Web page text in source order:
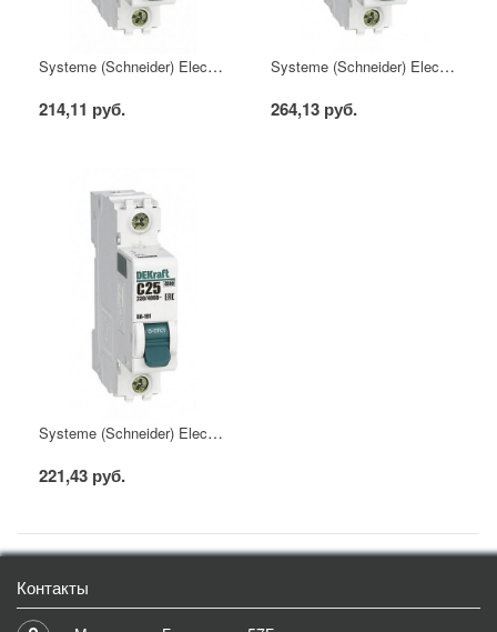
Systeme (Schneider) Electric Автоматический выключатель DEKraft 1Р 16А х-ка C ВА-101 4,5кА
214,11 руб.
Systeme (Schneider) Electric Автоматический выключатель DEKraft 1Р 20А х-ка C ВА-101 4,5кА
264,13 руб.
Systeme (Schneider) Electric Автоматический выключатель DEKraft 1Р 25А х-ка C ВА-101 4,5кА
221,43 руб.
Контакты